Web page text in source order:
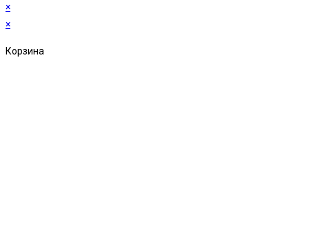
×
×
Корзина